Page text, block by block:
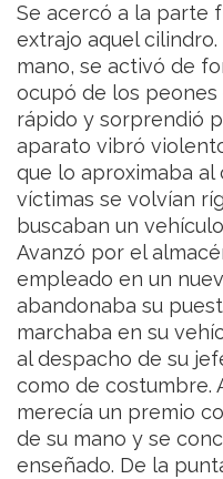
Se acercó a la parte
extrajo aquel
mano, se activó de
ocupó de los peones
rápido y sorprendió
aparato vibró
que lo aproximaba al
víctimas se volvían
buscaban un
Avanzó por el
empleado en un
abandonaba su
marchaba en su
al despacho de su
como de costumbre.
merecía un premio
de su mano y se
enseñado. De la